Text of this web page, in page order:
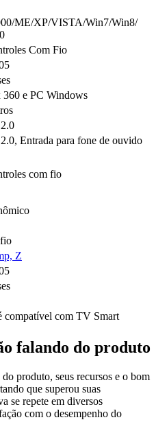
ME/XP/VISTA/Win7/Win8/
Com Fio
360 e PC Windows
Entrada para fone de ouvido
com fio
Z
compatível com TV Smart
falando do produto
produto, seus recursos e o bom
que superou suas
se repete em diversos
com o desempenho do